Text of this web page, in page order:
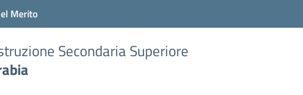
Merito
Secondaria Superiore